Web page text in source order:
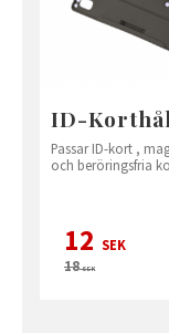
ID-
Passar ID-kort ,
och beröringsfria
12 SEK
18SEK